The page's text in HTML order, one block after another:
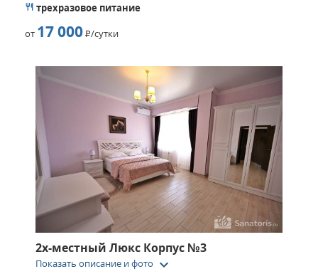
трехразовое питание
от 17 000Р/сутки
2х-местный Люкс Корпус №3
Показать описание и фото keyboard_arrow_down